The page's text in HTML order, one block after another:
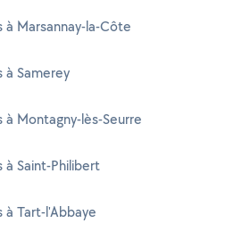
à Marsannay-la-Côte
à Samerey
à Montagny-lès-Seurre
à Saint-Philibert
à Tart-l'Abbaye